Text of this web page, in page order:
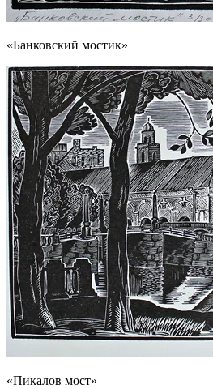
«Банковский мостик»
«Пикалов мост»